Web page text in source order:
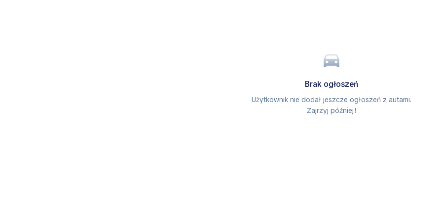
Brak ogłoszeń
Użytkownik nie dodał jeszcze ogłoszeń z autami.
Zajrzyj później!